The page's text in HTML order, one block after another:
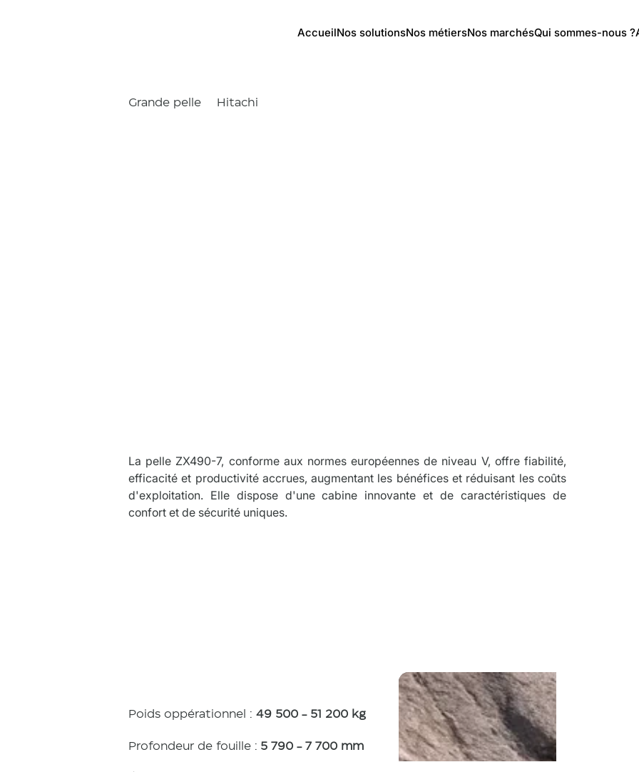
AccueilNos solutionsNos métiersNos marchésQui sommes-nous ?
Grande pelle Hitachi
La pelle ZX490-7, conforme aux normes européennes de niveau V, offre fiabilité,
efficacité et productivité accrues, augmentant les bénéfices et réduisant les coûts
d'exploitation. Elle dispose d'une cabine innovante et de caractéristiques de
confort et de sécurité uniques.
Poids oppérationnel : 49 500 - 51 200 kg
Profondeur de fouille : 5 790 - 7 700 mm